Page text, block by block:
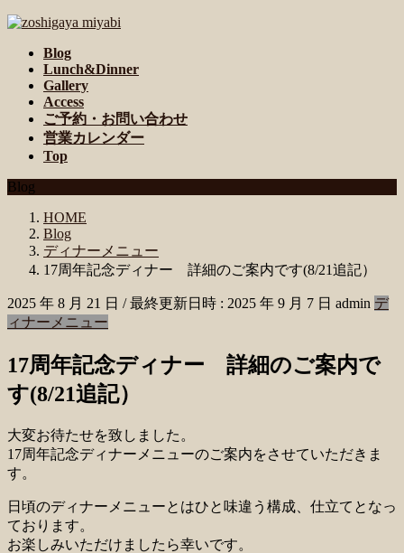
コ
プ
ナ
動
Blog
Lunch&Dinner
Gallery
Access
ご予約・お問い合わせ
営業カレンダー
Top
Blog
HOME
Blog
ディナーメニュー
17周年記念ディナー 詳細のご案内です(8/21追記）
2025 年 8 月 21 日 / 最終更新日時 : 2025 年 9 月 7 日 admin デ
ィナーメニュー
17周年記念ディナー 詳細のご案内で
す(8/21追記）
大変お待たせを致しました。
17周年記念ディナーメニューのご案内をさせていただきま
す。
日頃のディナーメニューとはひと味違う構成、仕立てとなっ
ております。
お楽しみいただけましたら幸いです。